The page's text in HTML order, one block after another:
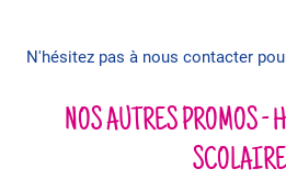
N'hésitez pas à nous contacter
NOS AUTRES PROMOS -